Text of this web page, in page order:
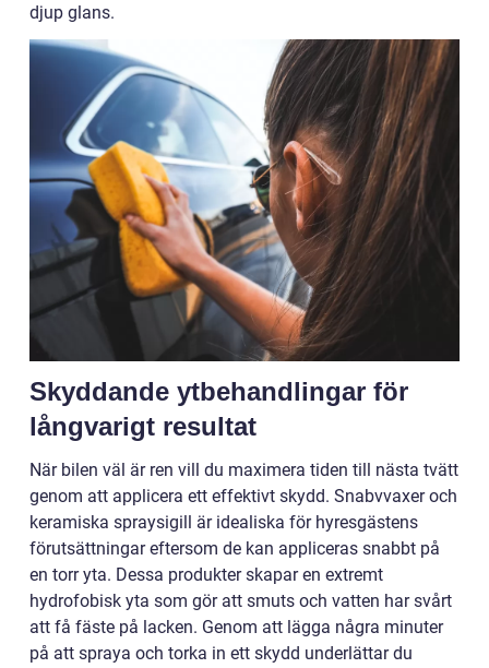
djup glans.
Skyddande ytbehandlingar för
långvarigt resultat
När bilen väl är ren vill du maximera tiden till nästa tvätt
genom att applicera ett effektivt skydd. Snabvvaxer och
keramiska spraysigill är idealiska för hyresgästens
förutsättningar eftersom de kan appliceras snabbt på
en torr yta. Dessa produkter skapar en extremt
hydrofobisk yta som gör att smuts och vatten har svårt
att få fäste på lacken. Genom att lägga några minuter
på att spraya och torka in ett skydd underlättar du